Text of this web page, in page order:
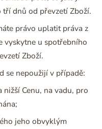
dnů od převzetí Zboží.
právo uplatit práva z
vyskytne u spotřebního
Zboží.
se nepoužijí v případě:
Cenu, na vadu, pro
jeho obvyklým